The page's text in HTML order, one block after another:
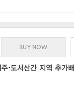
BUY NOW